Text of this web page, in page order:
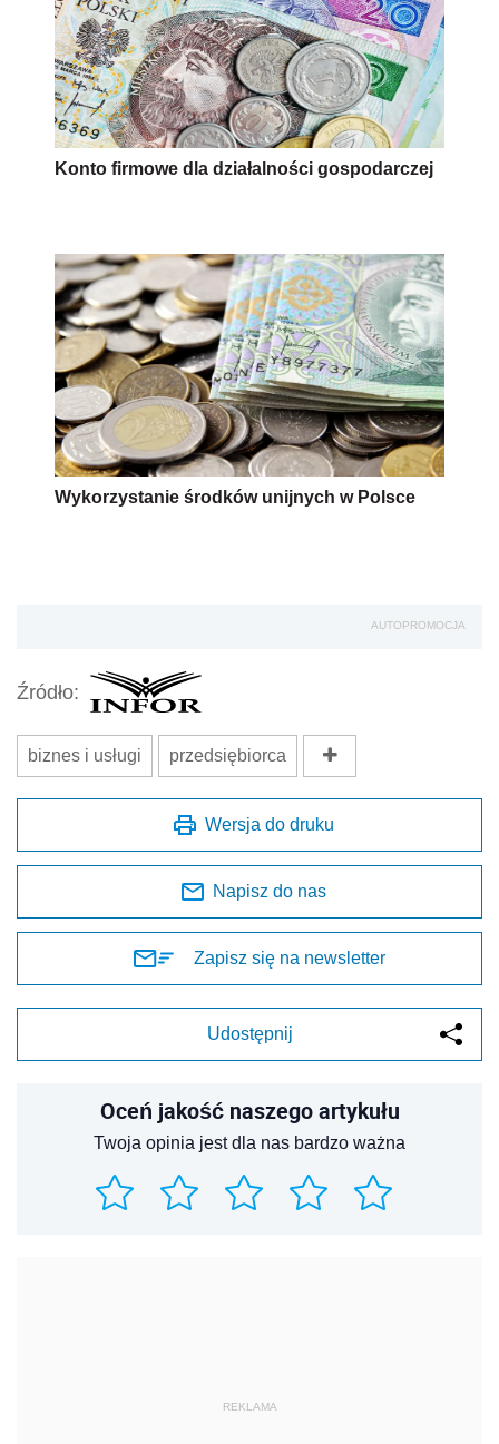
Konto firmowe dla działalności gospodarczej
Wykorzystanie środków unijnych w Polsce
AUTOPROMOCJA
Źródło:
biznes i usługi przedsiębiorca
Wersja do druku
Napisz do nas
Zapisz się na newsletter
Udostępnij
Oceń jakość naszego artykułu
Twoja opinia jest dla nas bardzo ważna
REKLAMA